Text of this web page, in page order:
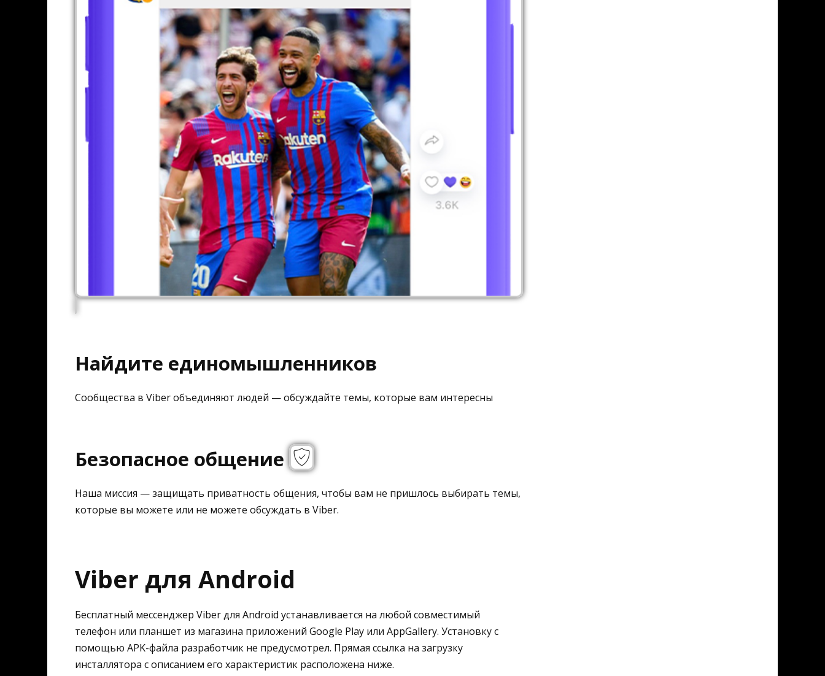
Найдите единомышленников
Сообщества в Viber объединяют людей — обсуждайте темы, которые вам интересны
Безопасное общение
Наша миссия — защищать приватность общения, чтобы вам не пришлось выбирать темы,
которые вы можете или не можете обсуждать в Viber.
Viber для Android
Бесплатный мессенджер Viber для Android устанавливается на любой совместимый
телефон или планшет из магазина приложений Google Play или AppGallery. Установку с
помощью APK-файла разработчик не предусмотрел. Прямая ссылка на загрузку
инсталлятора с описанием его характеристик расположена ниже.